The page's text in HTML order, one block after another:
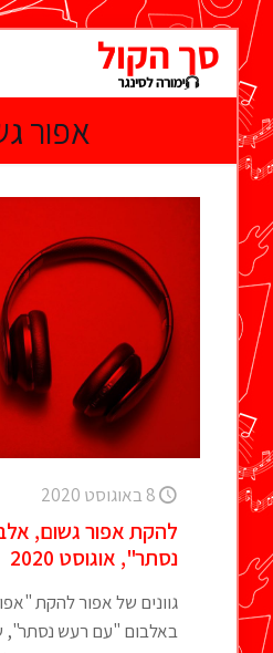
אפור
8 באוגוסט 2020
להקת אפור גשום,
נסתר", אוגוסט 2020
גוונים של אפור להקת
באלבום "עם רעש